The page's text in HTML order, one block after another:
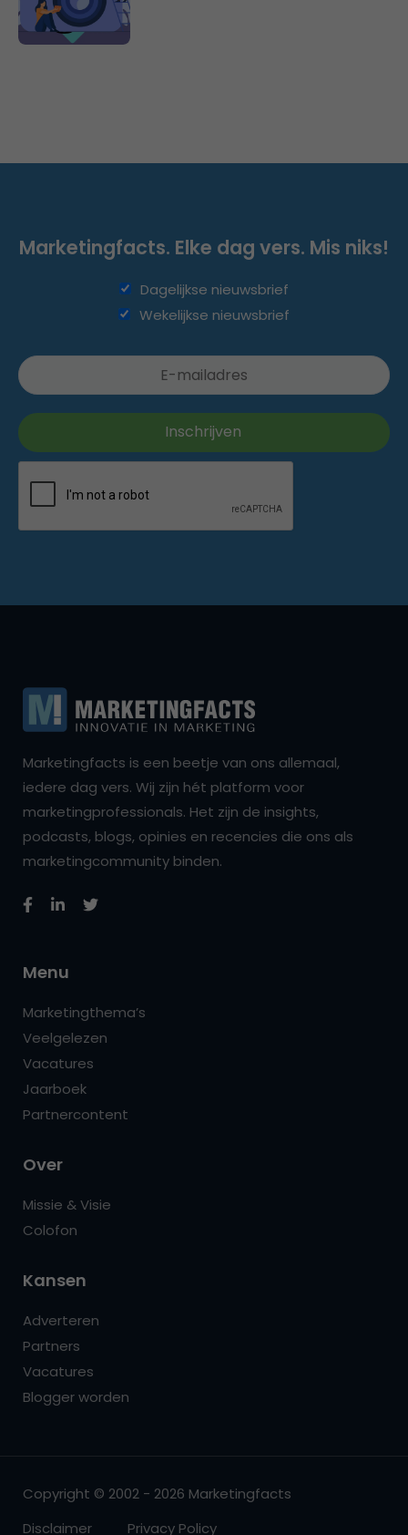
Marketingfacts. Elke dag vers. Mis niks!
Dagelijkse nieuwsbrief
Wekelijkse nieuwsbrief
Marketingfacts is een beetje van ons allemaal,
iedere dag vers. Wij zijn hét platform voor
marketingprofessionals. Het zijn de insights,
podcasts, blogs, opinies en recencies die ons als
marketingcommunity binden.
Menu
Marketingthema’s
Veelgelezen
Vacatures
Jaarboek
Partnercontent
Over
Missie & Visie
Colofon
Kansen
Adverteren
Partners
Vacatures
Blogger worden
Copyright © 2002 - 2026 Marketingfacts
Disclaimer
Privacy Policy